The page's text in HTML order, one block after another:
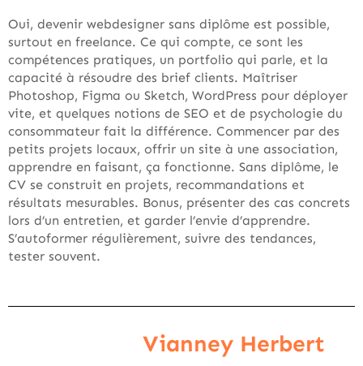
Oui, devenir webdesigner sans diplôme est possible,
surtout en freelance. Ce qui compte, ce sont les
compétences pratiques, un portfolio qui parle, et la
capacité à résoudre des brief clients. Maîtriser
Photoshop, Figma ou Sketch, WordPress pour déployer
vite, et quelques notions de SEO et de psychologie du
consommateur fait la différence. Commencer par des
petits projets locaux, offrir un site à une association,
apprendre en faisant, ça fonctionne. Sans diplôme, le
CV se construit en projets, recommandations et
résultats mesurables. Bonus, présenter des cas concrets
lors d’un entretien, et garder l’envie d’apprendre.
S’autoformer régulièrement, suivre des tendances,
tester souvent.
Vianney Herbert